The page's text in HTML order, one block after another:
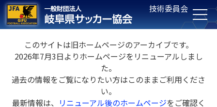
技術委員会
このサイトは旧ホームページのアーカイブです。
2026年7月3日よりホームページをリニューアルしまし
た。
過去の情報をご覧になりたい方はこのままご利用くださ
い。
最新情報は、 リニューアル後のホームページをご確認く